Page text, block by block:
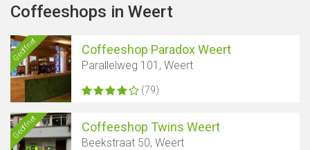
Coffeeshops in Weert
Geöffnet Coffeeshop Paradox Weert
Parallelweg 101, Weert
(79)
Geöffnet Coffeeshop Twins Weert
Beekstraat 50, Weert